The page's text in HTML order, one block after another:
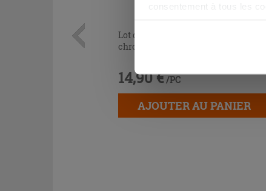
consentement à tous les
Lot de 2 coudes sous lavabo 45° laiton
chromé
14,90 € /PC
AJOUTER AU PANIER